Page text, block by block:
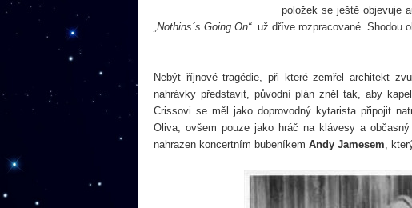
položek se ještě objevuje
„Nothins´s Going On“už dříve rozpracované. Shodou
Nebýt říjnové tragédie, při které zemřel architekt
nahrávky představit, původní plán zněl tak, aby
Crissovi se měl jako doprovodný kytarista připojit
Oliva, ovšem pouze jako hráč na klávesy a občasný
nahrazen koncertním bubeníkem Andy Jamesem,